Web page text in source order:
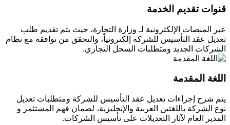
قنوات تقديم الخدمة
عبر المنصات الإلكترونية لـ وزارة التجارة، حيث يتم تقديم طلب
تعديل عقد التأسيس للشركة إلكترونياً، والتحقق من توافقه مع نظام
الشركات الجديد ومتطلبات السجل التجاري.
اللغة المقدمة
يتم شرح إجراءات تعديل عقد التأسيس للشركة ومتطلبات تعديل
نوع الشركة باللغتين العربية والإنجليزية، لضمان فهم المستثمر و
المدير العام لآثار التعديلات على تأسيس الشركات.